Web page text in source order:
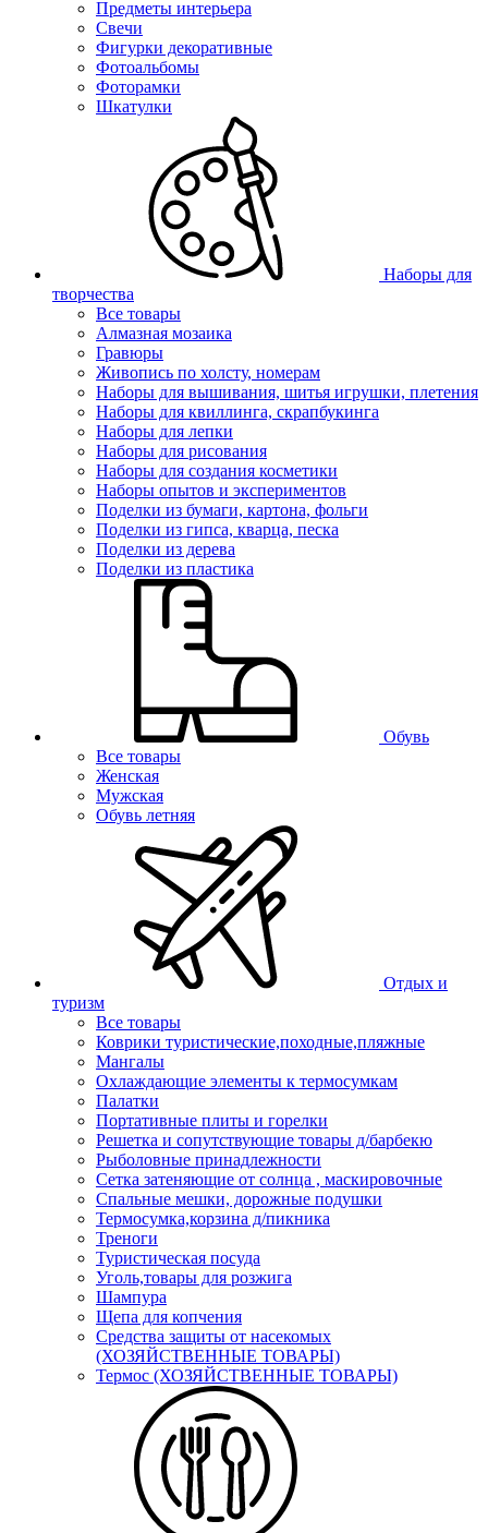
Предметы интерьера
Свечи
Фигурки декоративные
Фотоальбомы
Фоторамки
Шкатулки
Наборы для
творчества
Все товары
Алмазная мозаика
Гравюры
Живопись по холсту, номерам
Наборы для вышивания, шитья игрушки, плетения
Наборы для квиллинга, скрапбукинга
Наборы для лепки
Наборы для рисования
Наборы для создания косметики
Наборы опытов и экспериментов
Поделки из бумаги, картона, фольги
Поделки из гипса, кварца, песка
Поделки из дерева
Поделки из пластика
Обувь
Все товары
Женская
Мужская
Обувь летняя
Отдых и
туризм
Все товары
Коврики туристические,походные,пляжные
Мангалы
Охлаждающие элементы к термосумкам
Палатки
Портативные плиты и горелки
Решетка и сопутствующие товары д/барбекю
Рыболовные принадлежности
Сетка затеняющие от солнца , маскировочные
Спальные мешки, дорожные подушки
Термосумка,корзина д/пикника
Треноги
Туристическая посуда
Уголь,товары для розжига
Шампура
Щепа для копчения
Средства защиты от насекомых
(ХОЗЯЙСТВЕННЫЕ ТОВАРЫ)
Термос (ХОЗЯЙСТВЕННЫЕ ТОВАРЫ)